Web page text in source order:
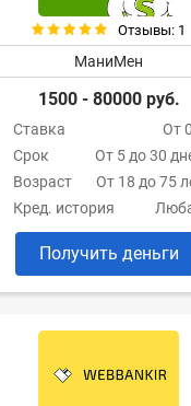
Отзывы: 1
МаниМен
1500 - 80000 руб.
Ставка
От
Срок
От 5 до 30
Возраст
От 18 до 75
Кред. история
Получить деньги